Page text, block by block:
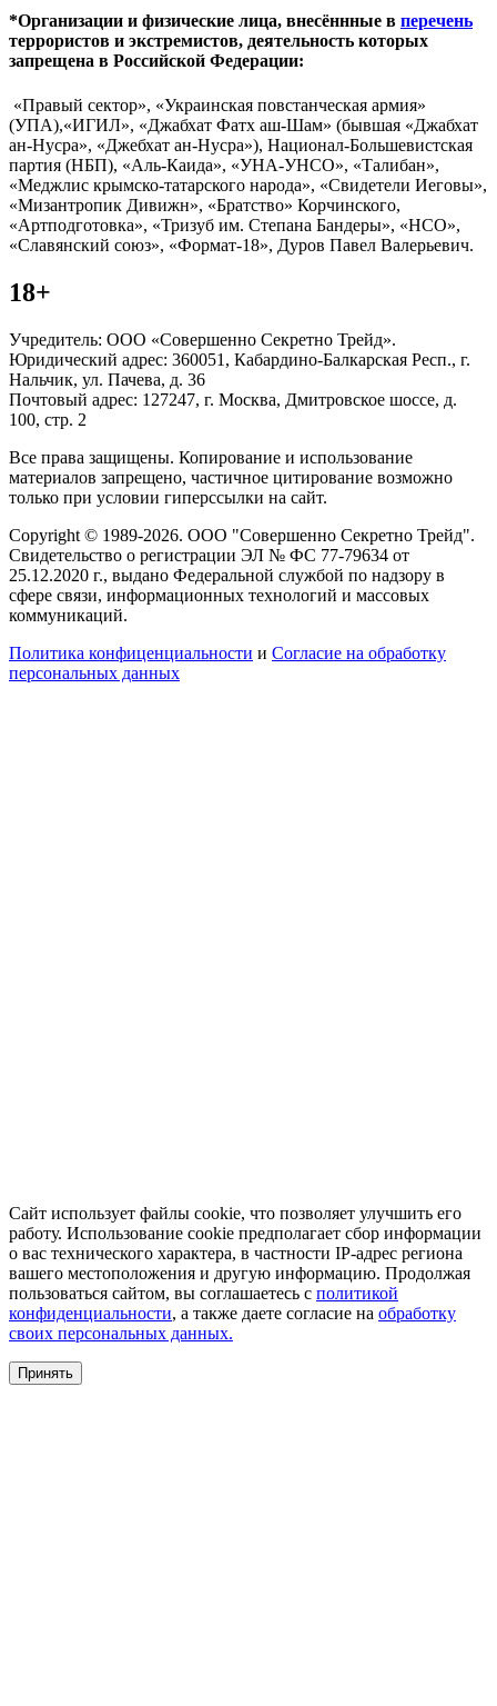
*Организации и физические лица, внесённные в перечень
террористов и экстремистов, деятельность которых
запрещена в Российской Федерации:
«Правый сектор», «Украинская повстанческая армия»
(УПА),«ИГИЛ», «Джабхат Фатх аш-Шам» (бывшая «Джабхат
ан-Нусра», «Джебхат ан-Нусра»), Национал-Большевистская
партия (НБП), «Аль-Каида», «УНА-УНСО», «Талибан»,
«Меджлис крымско-татарского народа», «Свидетели Иеговы»,
«Мизантропик Дивижн», «Братство» Корчинского,
«Артподготовка», «Тризуб им. Степана Бандеры», «НСО»,
«Славянский союз», «Формат-18», Дуров Павел Валерьевич.
18+
Учредитель: ООО «Совершенно Секретно Трейд».
Юридический адрес: 360051, Кабардино-Балкарская Респ., г.
Нальчик, ул. Пачева, д. 36
Почтовый адрес: 127247, г. Москва, Дмитровское шоссе, д.
100, стр. 2
Все права защищены. Копирование и использование
материалов запрещено, частичное цитирование возможно
только при условии гиперссылки на сайт.
Copyright © 1989-2026. ООО "Совершенно Секретно Трейд".
Свидетельство о регистрации ЭЛ № ФС 77-79634 от
25.12.2020 г., выдано Федеральной службой по надзору в
сфере связи, информационных технологий и массовых
коммуникаций.
Политика конфиценциальности и Согласие на обработку
персональных данных
Сайт использует файлы cookie, что позволяет улучшить его
работу. Использование cookie предполагает сбор информации
о вас технического характера, в частности IP-адрес региона
вашего местоположения и другую информацию. Продолжая
пользоваться сайтом, вы соглашаетесь с политикой
конфиденциальности, а также даете согласие на обработку
своих персональных данных.
Принять